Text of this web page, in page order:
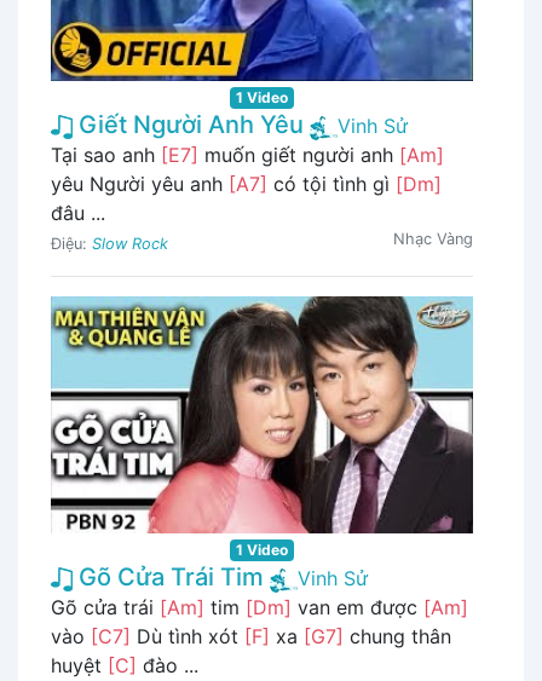
1 Video
Giết Người Anh Yêu
Vinh Sử
Tại sao anh [E7] muốn giết người anh [Am]
yêu Người yêu anh [A7] có tội tình gì [Dm]
đâu ...
Điệu: Slow Rock Nhạc Vàng
1 Video
Gõ Cửa Trái Tim
Vinh Sử
Gõ cửa trái [Am] tim [Dm] van em được [Am]
vào [C7] Dù tình xót [F] xa [G7] chung thân
huyệt [C] đào ...